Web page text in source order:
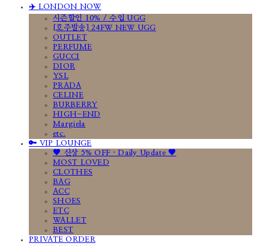
✈️ LONDON NOW
시즌할인 10% / 수입 UGG
[호주발송] 24FW NEW UGG
OUTLET
PERFUME
GUCCI
DIOR
YSL
PRADA
CELINE
BURBERRY
HIGH-END
Margiela
etc.
🔑 VIP LOUNGE
🤎 신상 5% OFF · Daily Update 🤎
MOST LOVED
CLOTHES
BAG
ACC
SHOES
ETC
WALLET
BEST
PRIVATE ORDER